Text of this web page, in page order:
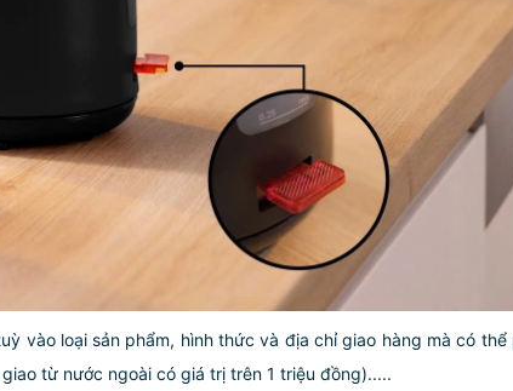
vào loại sản phẩm, hình thức và địa chỉ giao hàng mà có
từ nước ngoài có giá trị trên 1 triệu đồng).....